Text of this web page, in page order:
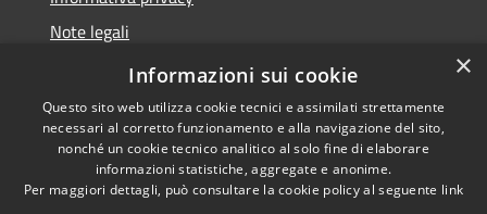
Note legali
Dichiarazione di accessibilità
Accessibilità
Copyright © 2026 • Comune di
Sant'Antonio Abate • Powered
×
Informazioni sui cookie
Questo sito web utilizza cookie tecnici e assimilati strettamente
necessari al corretto funzionamento e alla navigazione del sito,
nonché un cookie tecnico analitico al solo fine di elaborare
informazioni statistiche, aggregate e anonime.
Per maggiori dettagli, può consultare la cookie policy al seguente link